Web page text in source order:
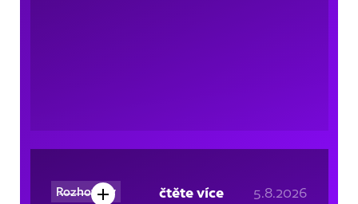
Rozhovory 5.8.2026
čtěte více